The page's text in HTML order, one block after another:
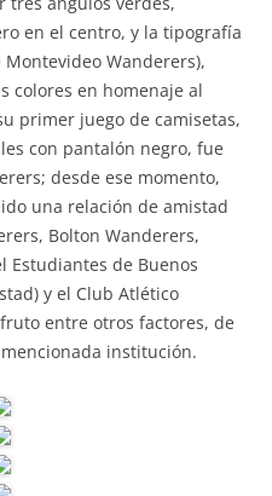
en el centro, y la tipografía
Wanderers),
colores en homenaje al
primer juego de camisetas,
con pantalón negro, fue
desde ese momento,
una relación de amistad
Bolton Wanderers,
Estudiantes de Buenos
y el Club Atlético
entre otros factores, de
institución.